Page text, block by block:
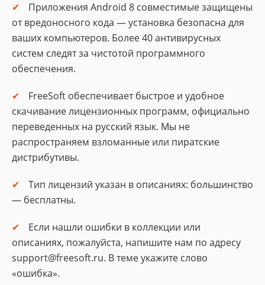
Приложения Аndroid 8 совместимые защищены
от вредоносного кода — установка безопасна для
ваших компьютеров. Более 40 антивирусных
систем следят за чистотой программного
обеспечения.
FreeSoft обеспечивает быстрое и удобное
скачивание лицензионных программ, официально
переведенных на русский язык. Мы не
распространяем взломанные или пиратские
дистрибутивы.
Тип лицензий указан в описаниях: большинство
— бесплатны.
Если нашли ошибки в коллекции или
описаниях, пожалуйста, напишите нам по адресу
support@freesoft.ru. В теме укажите слово
«ошибка».